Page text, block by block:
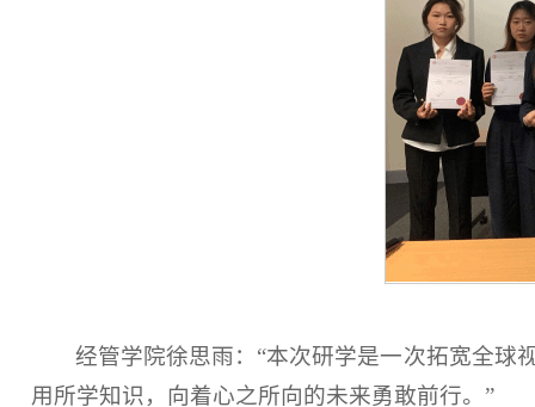
经管学院徐思雨： “本次研学是一次拓宽全球
用所学知识，向着心之所向的未来勇敢前行。”